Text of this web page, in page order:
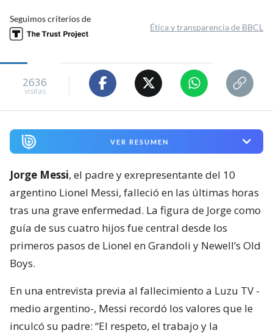
Seguimos criterios de
Ética y transparencia de BBCL
2636
visitas
VER RESUMEN
Jorge Messi, el padre y exrepresentante del 10
argentino Lionel Messi, falleció en las últimas horas
tras una grave enfermedad. La figura de Jorge como
guía de sus cuatro hijos fue central desde los
primeros pasos de Lionel en Grandoli y Newell’s Old
Boys.
En una entrevista previa al fallecimiento a Luzu TV -
medio argentino-, Messi recordó los valores que le
inculcó su padre: “El respeto, el trabajo y la